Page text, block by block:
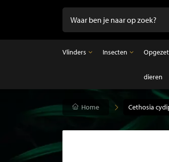
Vlinders
Vlinders in stolp
Insecten
Ongeprepareerde
dieren
Home Cethosia